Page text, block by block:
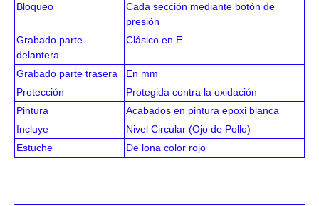
Bloqueo
Cada sección mediante botón de
presión
Grabado parte
delantera
Clásico en E
Grabado parte trasera
En mm
Protección
Protegida contra la oxidación
Pintura
Acabados en pintura epoxi blanca
Incluye
Nivel Circular (Ojo de Pollo)
Estuche
De lona color rojo